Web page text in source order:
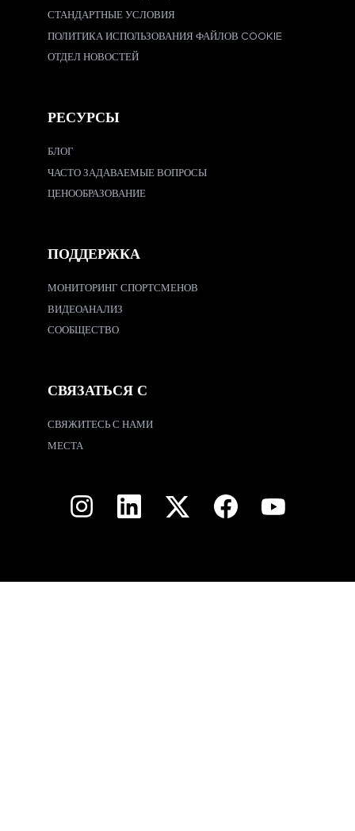
СТАНДАРТНЫЕ УСЛОВИЯ
ПОЛИТИКА ИСПОЛЬЗОВАНИЯ ФАЙЛОВ COOKIE
ОТДЕЛ НОВОСТЕЙ
РЕСУРСЫ
БЛОГ
ЧАСТО ЗАДАВАЕМЫЕ ВОПРОСЫ
ЦЕНООБРАЗОВАНИЕ
ПОДДЕРЖКА
МОНИТОРИНГ СПОРТСМЕНОВ
ВИДЕОАНАЛИЗ
СООБЩЕСТВО
СВЯЗАТЬСЯ С
СВЯЖИТЕСЬ С НАМИ
МЕСТА